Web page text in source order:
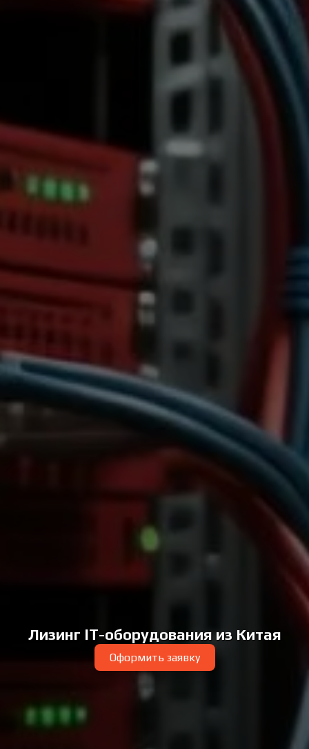
Лизинг IT-оборудования из Китая
Оформить заявку